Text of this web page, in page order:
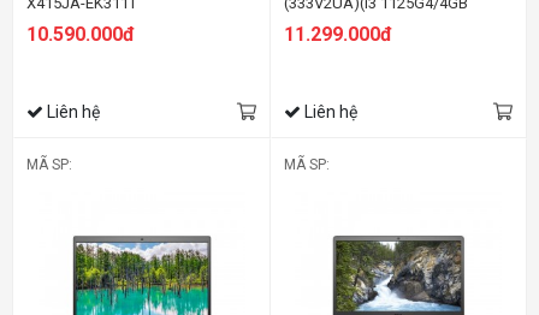
10.590.000đ
Liên hệ
FHD/Win/Bạc)
11.299.000đ
Liên hệ
MÃ SP: MÃ SP: